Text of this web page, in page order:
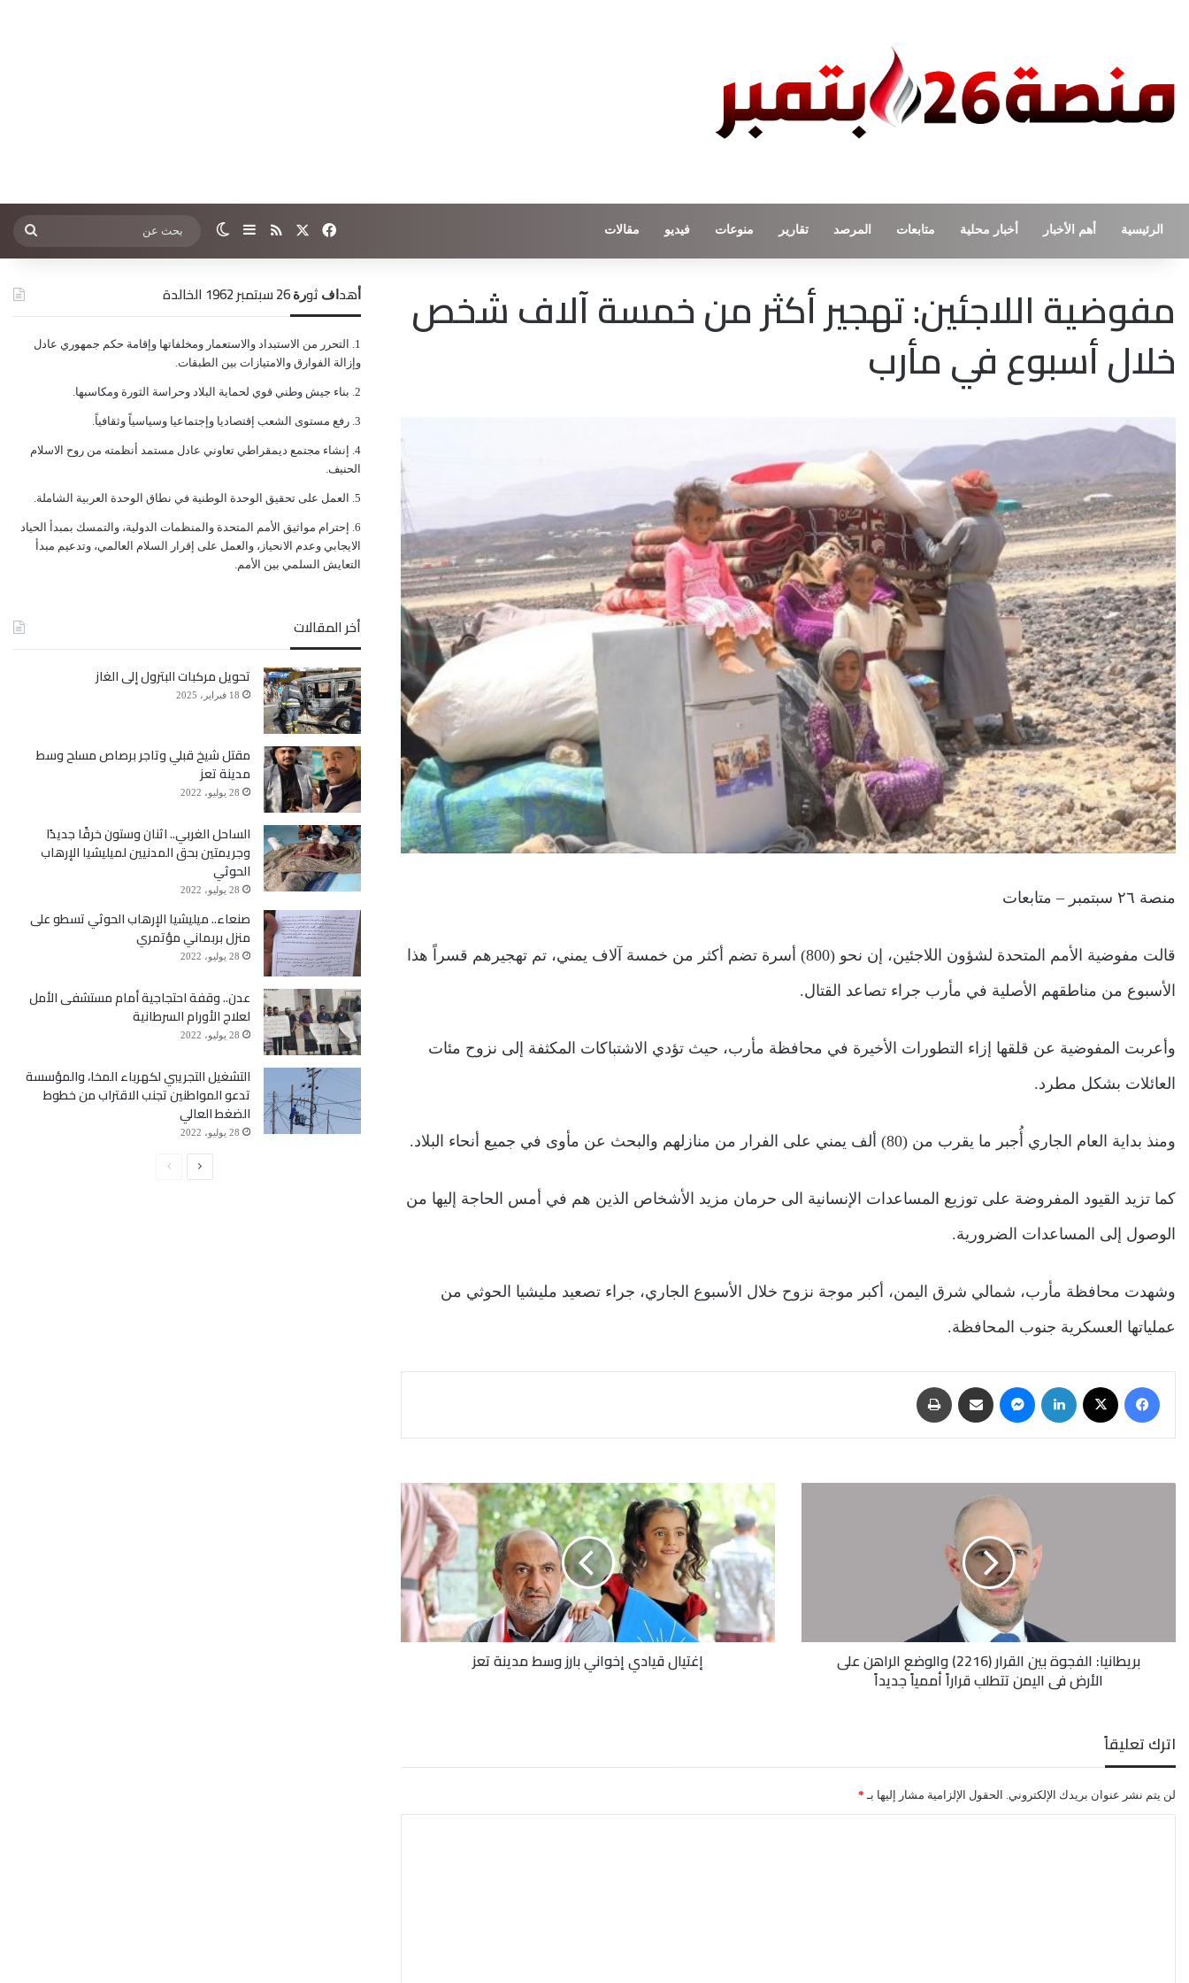
الرئيسية أهم الأخبار أخبار محلية متابعات المرصد تقارير منوعات فيديو مقالات فيسبوك ملخص الموقع RSS
إضافة عمود جانبي
الوضع المظلم بحث
عن
مفوضية اللاجئين: تهجير أكثر من خمسة آلاف شخص
خلال أسبوع في مأرب
منصة ٢٦ سبتمبر – متابعات
قالت مفوضية الأمم المتحدة لشؤون اللاجئين، إن نحو (800) أسرة تضم أكثر من خمسة آلاف يمني، تم تهجيرهم قسراً هذا
الأسبوع من مناطقهم الأصلية في مأرب جراء تصاعد القتال.
وأعربت المفوضية عن قلقها إزاء التطورات الأخيرة في محافظة مأرب، حيث تؤدي الاشتباكات المكثفة إلى نزوح مئات
العائلات بشكل مطرد.
ومنذ بداية العام الجاري أُجبر ما يقرب من (80) ألف يمني على الفرار من منازلهم والبحث عن مأوى في جميع أنحاء البلاد.
كما تزيد القيود المفروضة على توزيع المساعدات الإنسانية الى حرمان مزيد الأشخاص الذين هم في أمس الحاجة إليها من
الوصول إلى المساعدات الضرورية.
وشهدت محافظة مأرب، شمالي شرق اليمن، أكبر موجة نزوح خلال الأسبوع الجاري، جراء تصعيد مليشيا الحوثي من
عملياتها العسكرية جنوب المحافظة.
فيسبوك لينكدإن ماسنجر مشاركة عبر البريد
الأرض
جديداً
بريطانيا: الفجوة بين القرار (2216) والوضع الراهن على
الأرض في اليمن تتطلب قراراً أممياً جديداً
إغتيال
قيادي
إخواني
بارز
وسط
مدينة
تعز
إغتيال قيادي إخواني بارز وسط مدينة تعز
اترك تعليقاً
لن يتم نشر عنوان بريدك الإلكتروني. الحقول الإلزامية مشار إليها بـ *
ﺃﻫﺪﺍﻑ ﺛﻮﺭﺓ 26 ﺳﺒﺘﻤﺒﺮ 1962 الخالدة
ﺍﻟﺘﺤﺮﺭ ﻣﻦ ﺍﻻﺳﺘﺒﺪﺍﺩ ﻭﺍﻻﺳﺘﻌﻤﺎﺭ ﻭﻣﺨﻠﻔﺎﺗﻬﺎ ﻭﺇﻗﺎﻣﺔ ﺣﻜﻢ ﺟﻤﻬﻮﺭﻱ ﻋﺎﺩﻝ
ﻭﺇﺯﺍﻟﺔ ﺍﻟﻔﻮﺍﺭﻕ ﻭﺍﻻﻣﺘﻴﺎﺯﺍﺕ ﺑﻴﻦ ﺍﻟﻄﺒﻘﺎﺕ.
ﺑﻨﺎﺀ ﺟﻴﺶ ﻭﻃﻨﻲ ﻗﻮﻱ ﻟﺤﻤﺎﻳﺔ ﺍﻟﺒﻼﺩ ﻭﺣﺮﺍﺳﺔ ﺍﻟﺜﻮﺭﺓ ﻭﻣﻜﺎﺳﺒﻬﺎ.
ﺭﻓﻊ ﻣﺴﺘﻮﻯ ﺍﻟﺸﻌﺐ ﺇﻗﺘﺼﺎﺩﻳﺎ ﻭﺇﺟﺘﻤﺎﻋﻴﺎ ﻭﺳﻴﺎﺳﻴﺎً ﻭﺛﻘﺎﻓﻴﺎً.
ﺇﻧﺸﺎﺀ ﻣﺠﺘﻤﻊ ﺩﻳﻤﻘﺮﺍﻃﻲ ﺗﻌﺎﻭﻧﻲ ﻋﺎﺩﻝ ﻣﺴﺘﻤﺪ ﺃﻧﻈﻤﺘﻪ ﻣﻦ ﺭﻭﺡ ﺍﻻﺳﻼﻡ
ﺍﻟﺤﻨﻴﻒ.
ﺍﻟﻌﻤﻞ ﻋﻠﻰ ﺗﺤﻘﻴﻖ ﺍﻟﻮﺣﺪﺓ ﺍﻟﻮﻃﻨﻴﺔ ﻓﻲ ﻧﻄﺎﻕ ﺍﻟﻮﺣﺪﺓ ﺍﻟﻌﺮﺑﻴﺔ ﺍﻟﺸﺎﻣﻠﺔ.
ﺇﺣﺘﺮﺍﻡ ﻣﻮﺍﺛﻴﻖ الأﻣﻢ ﺍﻟﻤﺘﺤﺪﺓ ﻭﺍﻟﻤﻨﻈﻤﺎﺕ ﺍﻟﺪﻭﻟﻴﺔ، ﻭﺍﻟﺘﻤﺴﻚ ﺑﻤﺒﺪﺃ ﺍﻟﺤﻴﺎﺩ
ﺍﻻﻳﺠﺎﺑﻲ ﻭﻋﺪﻡ ﺍﻻﻧﺤﻴﺎﺯ، ﻭﺍﻟﻌﻤﻞ ﻋﻠﻰ ﺇﻗﺮﺍﺭ ﺍﻟﺴﻼﻡ ﺍﻟﻌﺎﻟﻤﻲ، ﻭﺗﺪﻋﻴﻢ ﻣﺒﺪﺃ
ﺍﻟﺘﻌﺎﻳﺶ ﺍﻟﺴﻠﻤﻲ ﺑﻴﻦ ﺍﻷﻣﻢ.
أخر المقالات
تحويل مركبات البترول إلى الغاز
18 فبراير، 2025
مقتل شيخ قبلي وتاجر برصاص مسلح وسط
مدينة تعز
28 يوليو، 2022
الساحل الغربي.. اثنان وستون خرقًا جديدًا
وجريمتين بحق المدنيين لميليشيا الإرهاب
الحوثي
28 يوليو، 2022
صنعاء.. ميليشيا الإرهاب الحوثي تسطو على
منزل بربماني مؤتمري
28 يوليو، 2022
عدن.. وقفة احتجاجية أمام مستشفى الأمل
لعلاج الأورام السرطانية
28 يوليو، 2022
التشغيل التجريبي لكهرباء المخا، والمؤسسة
تدعو المواطنين تجنب الاقتراب من خطوط
الضغط العالي
28 يوليو، 2022
الصفحة
الصفحة